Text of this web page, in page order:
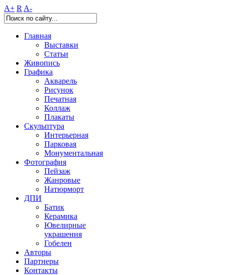
A+ R A-
Главная
Выставки
Статьи
Живопись
Графика
Акварель
Рисунок
Печатная
Коллаж
Плакаты
Скульптура
Интерьерная
Парковая
Монументальная
Фотография
Пейзаж
Жанровые
Натюрморт
ДПИ
Батик
Керамика
Ювелирные
украшения
Гобелен
Авторы
Партнеры
Контакты